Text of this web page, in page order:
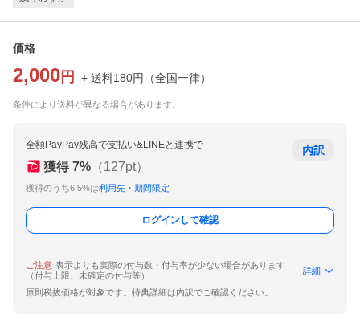
価格
2,000 円 + 送料180円 （全国一律）
条件により送料が異なる場合があります。
全額PayPay残高で支払い&LINEと連携で
獲得 7% （127pt）
獲得のうち6.5%は利用先・期間限定
内訳
ログインして確認
ご注意 表示よりも実際の付与数・付与率が少ない場合があります
（付与上限、未確定の付与等）
詳細
原則税抜価格が対象です。特典詳細は内訳でご確認ください。